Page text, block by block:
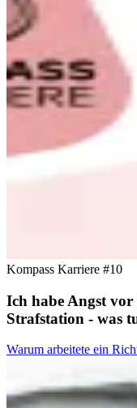
Kompass Karriere #10
Ich habe Angst vor
Strafstation - was
Warum arbeitete ein